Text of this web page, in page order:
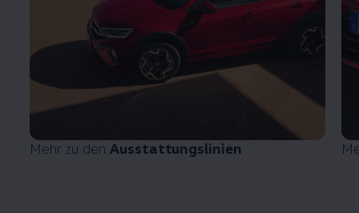
Mehr zu den Ausstattungslinien